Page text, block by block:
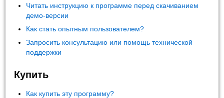
Читать инструкцию к программе перед скачиванием
демо-версии
Как стать опытным пользователем?
Запросить консультацию или помощь технической
поддержки
Купить
Как купить эту программу?